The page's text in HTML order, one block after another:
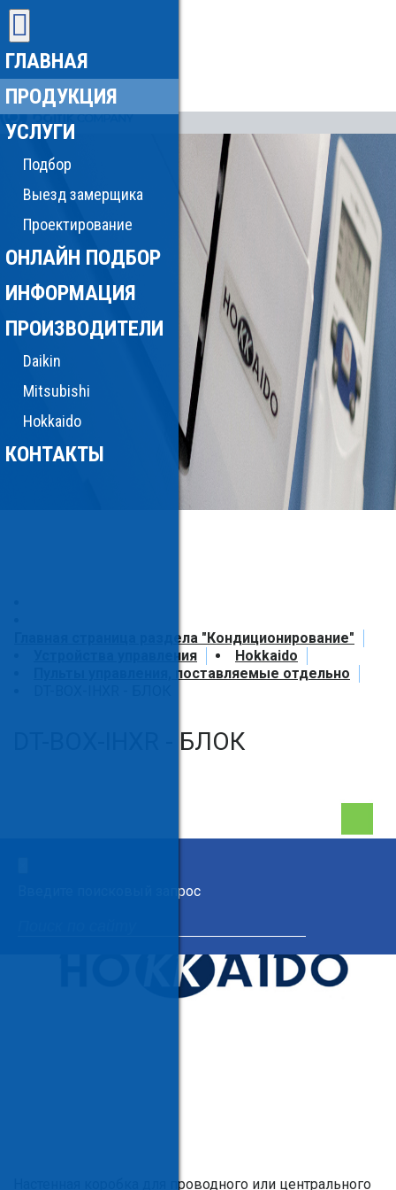
ГЛАВНАЯ
ПРОДУКЦИЯ
УСЛУГИ
Подбор
Выезд замерщика
Проектирование
ОНЛАЙН ПОДБОР
ИНФОРМАЦИЯ
ПРОИЗВОДИТЕЛИ
Daikin
Mitsubishi
Hokkaido
КОНТАКТЫ
Введите поисковый запрос
Главная страница раздела "Кондиционирование"
Устройства управления
Hokkaido
Пульты управления, поставляемые отдельно
DT-BOX-IHXR - БЛОК
Настенная коробка для проводного или центрального